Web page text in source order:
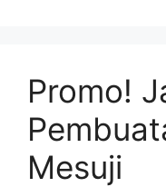
Promo!
Mesuji